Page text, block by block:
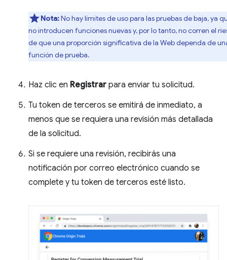
Nota:No hay límites de uso para las pruebas de baja, ya
no introducen funciones nuevas y, por lo tanto, no corren el
de que una proporción significativa de la Web dependa de
función de prueba.
Haz clic en Registrar para enviar tu solicitud.
Tu token de terceros se emitirá de inmediato, a
menos que se requiera una revisión más detallada
de la solicitud.
Si se requiere una revisión, recibirás una
notificación por correo electrónico cuando se
complete y tu token de terceros esté listo.